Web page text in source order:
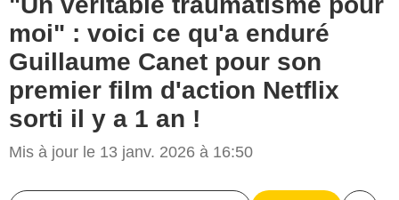
moi" : voici ce qu'a enduré
Guillaume Canet pour son
premier film d'action Netflix
sorti il y a 1 an !
Mis à jour le 13 janv. 2026 à 16:50